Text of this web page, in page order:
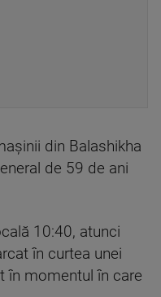
din Balashikha
de 59 de ani
10:40, atunci
în curtea unei
în momentul în care